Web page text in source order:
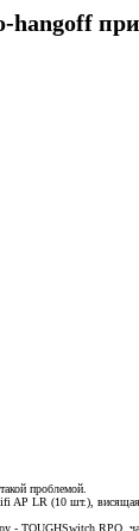
hangoff
проблемой.
AP LR (10 шт.),
- TOUGHSwitch RPO.